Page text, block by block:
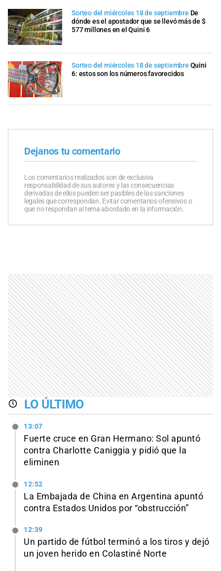
Sorteo del miércoles 18 de septiembre De
dónde es el apostador que se llevó más de $
577 millones en el Quini 6
Sorteo del miércoles 18 de septiembre Quini
6: estos son los números favorecidos
Dejanos tu comentario
Los comentarios realizados son de exclusiva
responsabilidad de sus autores y las consecuencias
derivadas de ellos pueden ser pasibles de las sanciones
legales que correspondan. Evitar comentarios ofensivos o
que no respondan al tema abordado en la información.
LO ÚLTIMO
13:07
Fuerte cruce en Gran Hermano: Sol apuntó
contra Charlotte Caniggia y pidió que la
eliminen
12:52
La Embajada de China en Argentina apuntó
contra Estados Unidos por “obstrucción”
12:39
Un partido de fútbol terminó a los tiros y dejó
un joven herido en Colastiné Norte